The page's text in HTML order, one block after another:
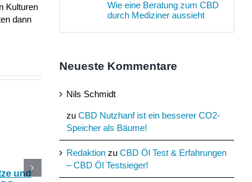
Kulturen
dann
und
Katerstimmung: Wie
Wie eine Beratung zum CBD
durch Mediziner aussieht
Neueste Kommentare
Nils Schmidt
zu CBD Nutzhanf ist ein besserer CO2-
Speicher als Bäume!
Redaktion zu CBD Öl Test & Erfahrungen
– CBD Öl Testsieger!